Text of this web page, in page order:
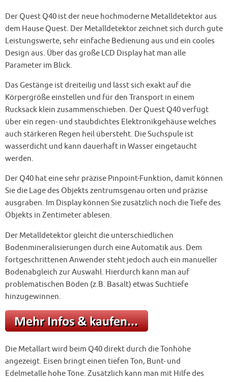
Der Quest Q40 ist der neue hochmoderne Metalldetektor aus
dem Hause Quest. Der Metalldetektor zeichnet sich durch gute
Leistungswerte, sehr einfache Bedienung aus und ein cooles
Design aus. Über das große LCD Display hat man alle
Parameter im Blick.
Das Gestänge ist dreiteilig und lässt sich exakt auf die
Körpergröße einstellen und für den Transport in einem
Rucksack klein zusammenschieben. Der Quest Q40 verfügt
über ein regen- und staubdichtes Elektronikgehäuse welches
auch stärkeren Regen heil übersteht. Die Suchspule ist
wasserdicht und kann dauerhaft in Wasser eingetaucht
werden.
Der Q40 hat eine sehr präzise Pinpoint-Funktion, damit können
Sie die Lage des Objekts zentrumsgenau orten und präzise
ausgraben. Im Display können Sie zusätzlich noch die Tiefe des
Objekts in Zentimeter ablesen.
Der Metalldetektor gleicht die unterschiedlichen
Bodenmineralisierungen durch eine Automatik aus. Dem
fortgeschrittenen Anwender steht jedoch auch ein manueller
Bodenabgleich zur Auswahl. Hierdurch kann man auf
problematischen Böden (z.B. Basalt) etwas Suchtiefe
hinzugewinnen.
Die Metallart wird beim Q40 direkt durch die Tonhöhe
angezeigt. Eisen bringt einen tiefen Ton, Bunt- und
Edelmetalle hohe Töne. Zusätzlich kann man mit Hilfe des